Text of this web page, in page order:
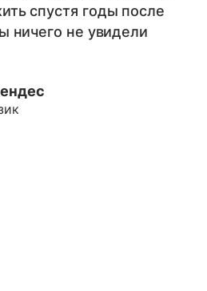
спустя годы после
ничего не увидели